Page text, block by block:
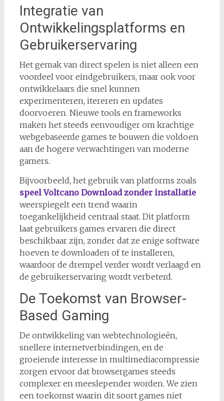
Integratie van
Ontwikkelingsplatforms en
Gebruikerservaring
Het gemak van direct spelen is niet alleen een
voordeel voor eindgebruikers, maar ook voor
ontwikkelaars die snel kunnen
experimenteren, itereren en updates
doorvoeren. Nieuwe tools en frameworks
maken het steeds eenvoudiger om krachtige
webgebaseerde games te bouwen die voldoen
aan de hogere verwachtingen van moderne
gamers.
Bijvoorbeeld, het gebruik van platforms zoals
speel Voltcano Download zonder installatie
weerspiegelt een trend waarin
toegankelijkheid centraal staat. Dit platform
laat gebruikers games ervaren die direct
beschikbaar zijn, zonder dat ze enige software
hoeven te downloaden of te installeren,
waardoor de drempel verder wordt verlaagd en
de gebruikerservaring wordt verbeterd.
De Toekomst van Browser-
Based Gaming
De ontwikkeling van webtechnologieën,
snellere internetverbindingen, en de
groeiende interesse in multimediacompressie
zorgen ervoor dat browsergames steeds
complexer en meeslepender worden. We zien
een toekomst waarin dit soort games niet